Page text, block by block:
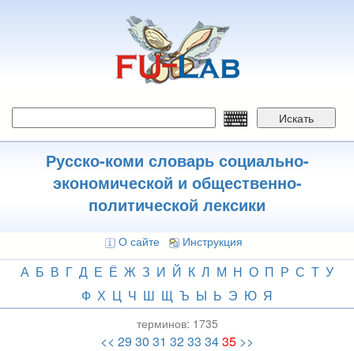
Искать
Русско-коми словарь социально-
экономической и общественно-
политической лексики
О сайте Инструкция
А Б В Г Д Е Ё Ж З И Й К Л М Н О П Р С Т У
Ф Х Ц Ч Ш Щ Ъ Ы Ь Э Ю Я
терминов: 1735
<< 29 30 31 3233 3435 >>